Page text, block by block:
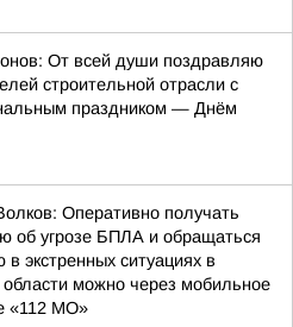
От всей души поздравляю
строительной отрасли с
праздником — Днём
Оперативно получать
об угрозе БПЛА и обращаться
экстренных ситуациях в
области можно через мобильное
«112 МО»